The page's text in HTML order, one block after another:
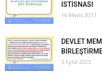
İSTİSNASI
16 Mayıs 2017
DEVLET
5 Eylül 2025